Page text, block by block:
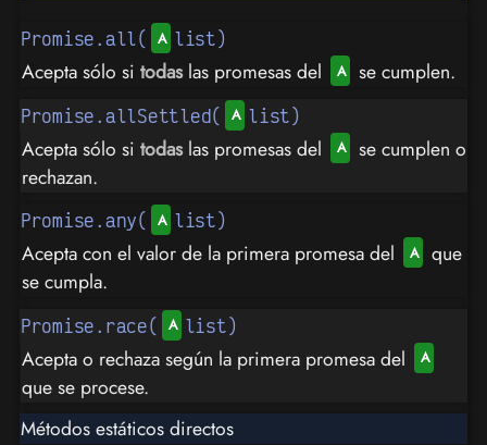
Promise.all( list)
Acepta sólo si todaslas promesas del se cumplen.
Promise.allSettled( list)
Acepta sólo si todaslas promesas del
se cumplen o
rechazan.
Promise.any( list)
Acepta con el valor de la primera promesa del
que
se cumpla.
Promise.race( list)
Acepta o rechaza según la primera promesa del
que se procese.
Métodos estáticos directos